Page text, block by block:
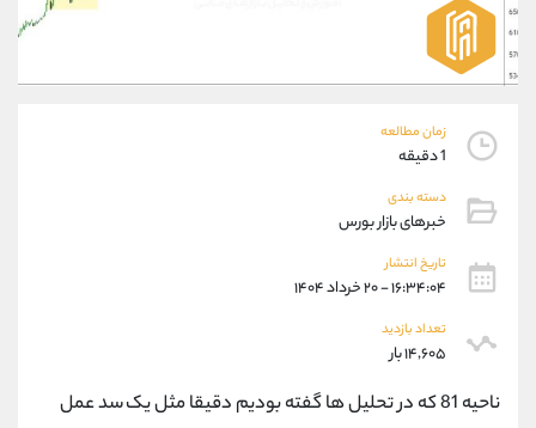
زمان مطالعه
1 دقیقه
دسته بندی
خبرهای بازار بورس
تاریخ انتشار
۱۶:۳۴:۰۴ - ۲۰ خرداد ۱۴۰۴
تعداد بازدید
۱۴,۶۰۵ بار
ناحیه 81 که در تحلیل ها گفته بودیم دقیقا مثل یک سد عمل
09927779040
واتساپ
تلگرام
پشتیبان فروش
موبایل
واتساپ
تلگرام
داخلی
اطلاعات تماس (دفتر فروش)
تلفن 021-22021030